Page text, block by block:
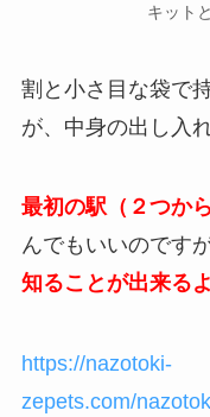
キット
割と小さ目な袋で
が、中身の出し入
最初の駅（２つから
んでもいいのです
知ることが出来る
https://nazotoki-
zepets.com/